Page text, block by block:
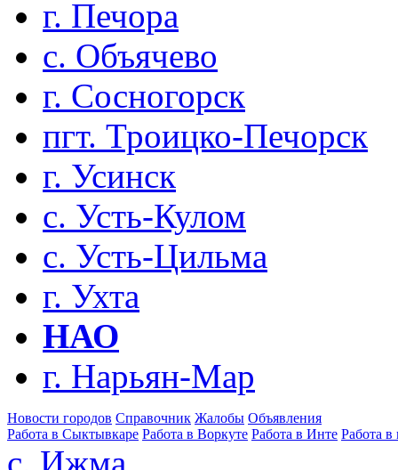
г. Печора
с. Объячево
г. Сосногорск
пгт. Троицко-Печорск
г. Усинск
с. Усть-Кулом
с. Усть-Цильма
г. Ухта
НАО
г. Нарьян-Мар
Новости городов Справочник Жалобы Объявления
Работа в Сыктывкаре Работа в Воркуте Работа в Инте Работа в
с. Ижма